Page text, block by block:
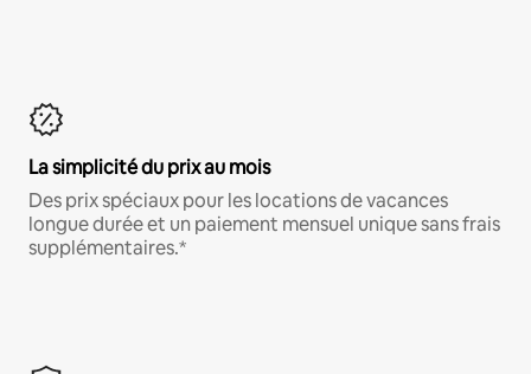
La simplicité du prix au mois
Des prix spéciaux pour les locations de vacances
longue durée et un paiement mensuel unique sans frais
supplémentaires.*